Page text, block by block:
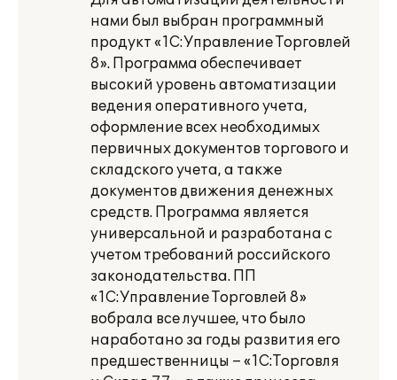
нами был выбран программный
продукт «1С:Управление Торговлей
8». Программа обеспечивает
высокий уровень автоматизации
ведения оперативного учета,
оформление всех необходимых
первичных документов торгового и
складского учета, а также
документов движения денежных
средств. Программа является
универсальной и разработана с
учетом требований российского
законодательства. ПП
«1С:Управление Торговлей 8»
вобрала все лучшее, что было
наработано за годы развития его
предшественницы – «1С:Торговля